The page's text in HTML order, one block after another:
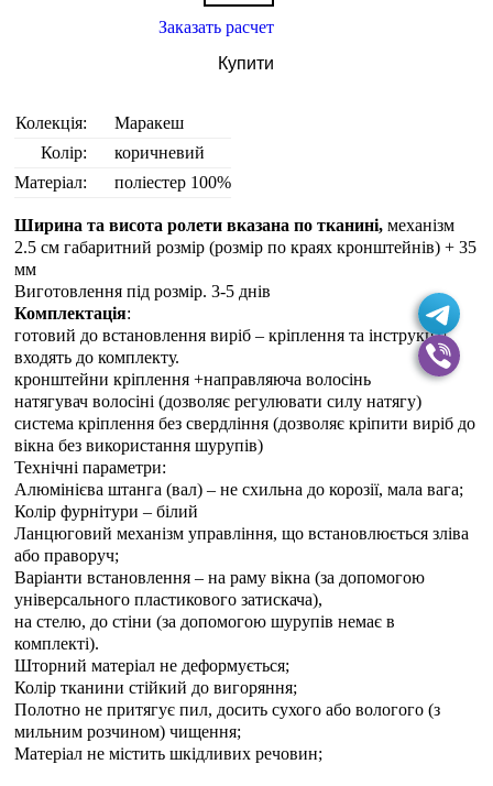
Заказать расчет
Купити
Колекція:
Маракеш
Колір:
коричневий
Матеріал:
поліестер 100%
Ширина та висота ролети вказана по тканині, механізм
2.5 см габаритний розмір (розмір по краях кронштейнів) + 35
мм
Виготовлення під розмір. 3-5 днiв
Комплектація:
готовий до встановлення виріб – кріплення та інструкція
входять до комплекту.
кронштейни кріплення +направляюча волосінь
натягувач волосіні (дозволяє регулювати силу натягу)
система кріплення без свердління (дозволяє кріпити виріб до
вікна без використання шурупів)
Технічні параметри:
Алюмінієва штанга (вал) – не схильна до корозії, мала вага;
Колір фурнітури – білий
Ланцюговий механізм управління, що встановлюється зліва
або праворуч;
Варіанти встановлення – на раму вікна (за допомогою
універсального пластикового затискача),
на стелю, до стіни (за допомогою шурупів немає в
комплекті).
Шторний матеріал не деформується;
Колір тканини стійкий до вигоряння;
Полотно не притягує пил, досить сухого або вологого (з
мильним розчином) чищення;
Матеріал не містить шкідливих речовин;